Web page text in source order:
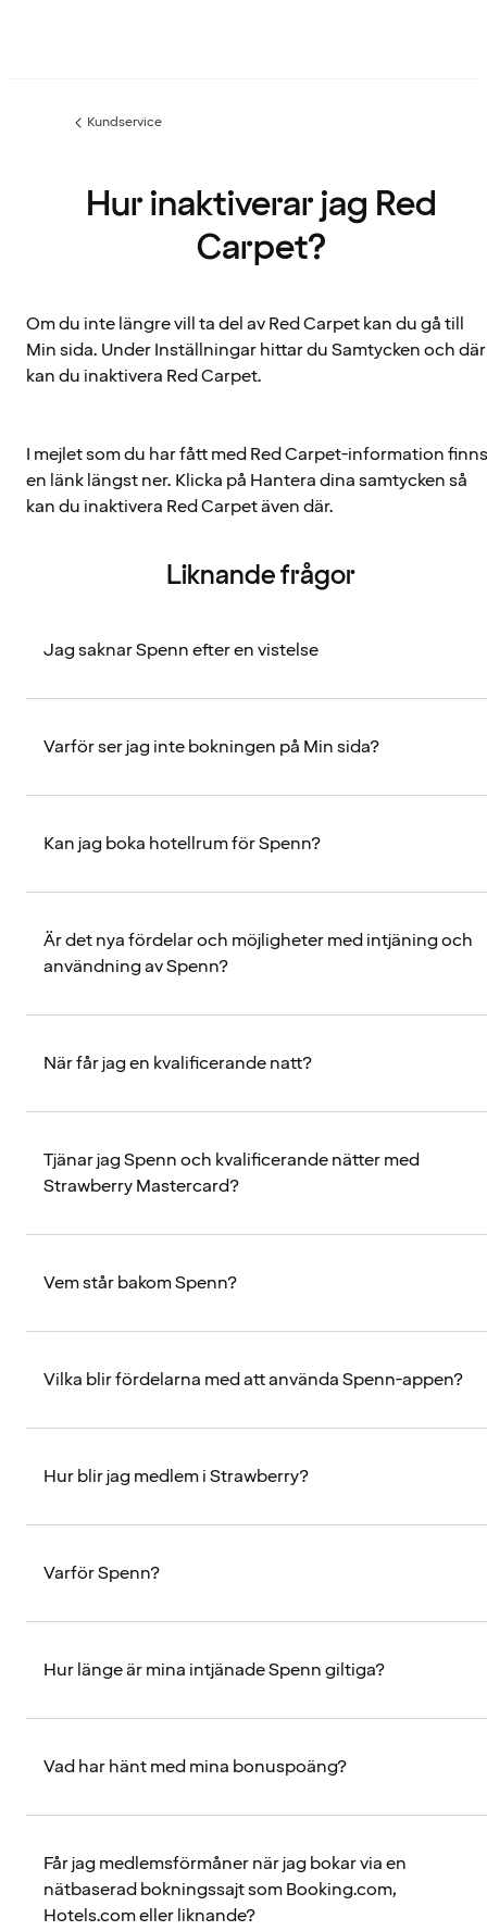
Föregående
Kundservice
Hur inaktiverar jag Red
Carpet?
Om du inte längre vill ta del av Red Carpet kan du gå till
Min sida. Under Inställningar hittar du Samtycken och där
kan du inaktivera Red Carpet.
I mejlet som du har fått med Red Carpet-information finns
en länk längst ner. Klicka på Hantera dina samtycken så
kan du inaktivera Red Carpet även där.
Liknande frågor
Jag saknar Spenn efter en vistelse
Varför ser jag inte bokningen på Min sida?
Kan jag boka hotellrum för Spenn?
Är det nya fördelar och möjligheter med intjäning och
användning av Spenn?
När får jag en kvalificerande natt?
Tjänar jag Spenn och kvalificerande nätter med
Strawberry Mastercard?
Vem står bakom Spenn?
Vilka blir fördelarna med att använda Spenn-appen?
Hur blir jag medlem i Strawberry?
Varför Spenn?
Hur länge är mina intjänade Spenn giltiga?
Vad har hänt med mina bonuspoäng?
Får jag medlemsförmåner när jag bokar via en
nätbaserad bokningssajt som Booking.com,
Hotels.com eller liknande?